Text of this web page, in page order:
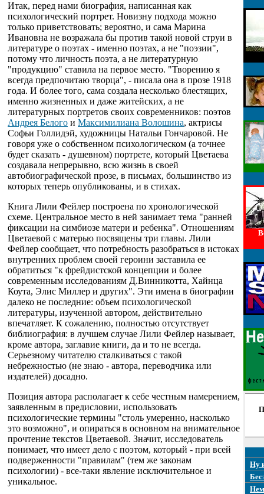
Итак, перед нами биография, написанная как
психологический портрет. Новизну подхода можно
только приветствовать; вероятно, и сама Марина
Ивановна не возражала бы против такой новой струи в
литературе о поэтах - именно поэтах, а не "поэзии",
потому что личность поэта, а не литературную
"продукцию" ставила на первое место. "Творению я
всегда предпочитаю творца", - писала она в прозе 1918
года. И более того, сама создала несколько блестящих,
именно жизненных и даже житейских, а не
литературных портретов своих современников: поэтов
Андрея Белого и Максимилиана Волошина, актрисы
Софьи Голлидэй, художницы Натальи Гончаровой. Не
говоря уже о собственном психологическом (а точнее
будет сказать - душевном) портрете, который Цветаева
создавала непрерывно, всю жизнь в своей
автобиографической прозе, в письмах, большинство из
которых теперь опубликованы, и в стихах.
Книга Лили Фейлер построена по хронологической
схеме. Центральное место в ней занимает тема "ранней
фиксации на симбиозе матери и ребенка". Отношениям
Цветаевой с матерью посвящены три главы. Лили
Фейлер сообщает, что потребность разобраться в истоках
внутренних проблем своей героини заставила ее
обратиться "к фрейдистской концепции и более
современным исследованиям Д.Винникотта, Хайнца
Коута, Элис Миллер и других". Эти имена в биографии
далеко не последние: объем психологической
литературы, изученной автором, действительно
впечатляет. К сожалению, полностью отсутствует
библиография: в лучшем случае Лили Фейлер называет,
кроме автора, заглавие книги, да и то не всегда.
Серьезному читателю сталкиваться с такой
небрежностью (не знаю - автора, переводчика или
издателей) досадно.
Позиция автора располагает к себе честным намерением,
заявленным в предисловии, использовать
психологические термины "столь умеренно, насколько
это возможно", и опираться в основном на внимательное
прочтение текстов Цветаевой. Значит, исследователь
понимает, что имеет дело с поэтом, который - при всей
подверженности "правилам" (тем же законам
психологии) - все-таки явление исключительное и
уникальное.
Ну